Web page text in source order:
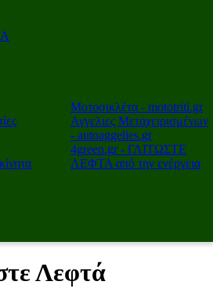
Μοτοσικλέτα - mototriti.gr
Αγγελιες Μεταχειρισμένων
- autoaggelies.gr
4green.gr - ΓΛΙΤΩΣΤΕ
ΛΕΦΤΑ από την ενέργεια
Λεφτά